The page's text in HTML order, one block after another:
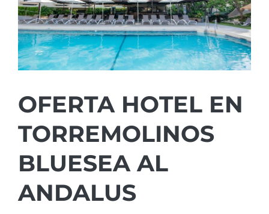
OFERTA HOTEL EN
TORREMOLINOS
BLUESEA AL
ANDALUS